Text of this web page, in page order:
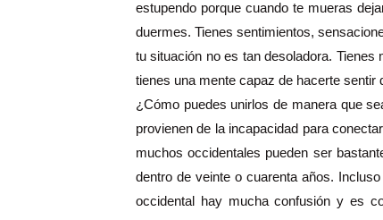
estupendo porque cuando te mueras
duermes. Tienes sentimientos,
tu situación no es tan desoladora.
tienes una mente capaz de hacerte
¿Cómo puedes unirlos de manera que
provienen de la incapacidad para
muchos occidentales pueden ser
dentro de veinte o cuarenta años.
occidental hay mucha confusión y es